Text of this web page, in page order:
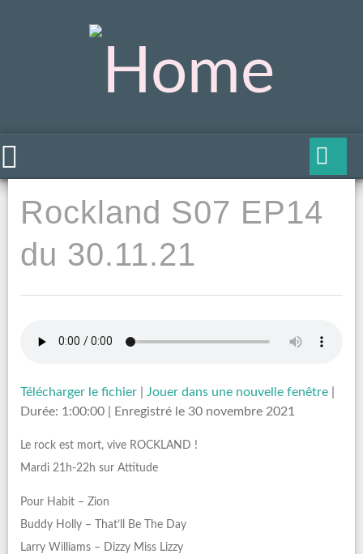
Rockland S07 EP14
du 30.11.21
Télécharger le fichier Jouer dans une nouvelle fenêtre
Durée: 1:00:00
Enregistré le 30 novembre 2021
Le rock est mort, vive ROCKLAND !
Mardi 21h-22h sur Attitude
Pour Habit – Zion
Buddy Holly – That’ll Be The Day
Larry Williams – Dizzy Miss Lizzy